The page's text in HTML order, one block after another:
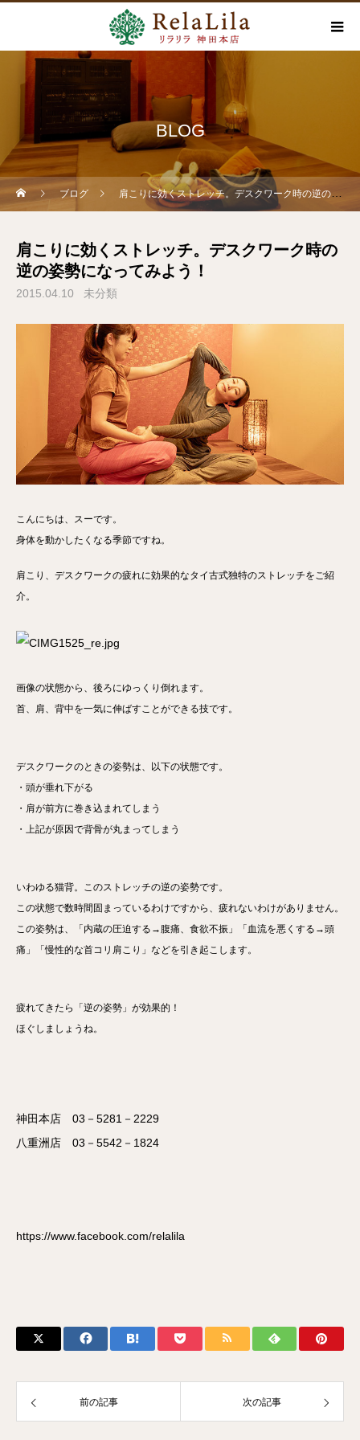
BLOG
ブログ 肩こりに効くストレッチ。デスクワーク時の逆の姿勢になってみよう！
肩こりに効くストレッチ。デスクワーク時の
逆の姿勢になってみよう！
2015.04.10 未分類
こんにちは、スーです。
身体を動かしたくなる季節ですね。
肩こり、デスクワークの疲れに効果的なタイ古式独特のストレッチをご紹
介。
画像の状態から、後ろにゆっくり倒れます。
首、肩、背中を一気に伸ばすことができる技です。
デスクワークのときの姿勢は、以下の状態です。
・頭が垂れ下がる
・肩が前方に巻き込まれてしまう
・上記が原因で背骨が丸まってしまう
いわゆる猫背。このストレッチの逆の姿勢です。
この状態で数時間固まっているわけですから、疲れないわけがありません。
この姿勢は、「内蔵の圧迫する→腹痛、食欲不振」「血流を悪くする→頭
痛」「慢性的な首コリ肩こり」などを引き起こします。
疲れてきたら「逆の姿勢」が効果的！
ほぐしましょうね。
神田本店 03－5281－2229
八重洲店 03－5542－1824
https://www.facebook.com/relalila
前の記事 次の記事